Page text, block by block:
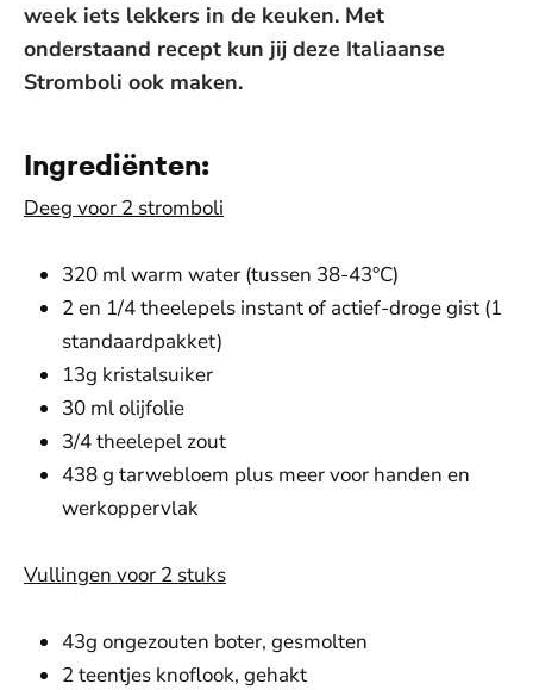
week iets lekkers in de keuken. Met
onderstaand recept kun jij deze Italiaanse
Stromboli ook maken.
Ingrediënten:
Deeg voor 2 stromboli
320 ml warm water (tussen 38-43°C)
2 en 1/4 theelepels instant of actief-droge gist (1
standaardpakket)
13g kristalsuiker
30 ml olijfolie
3/4 theelepel zout
438 g tarwebloem plus meer voor handen en
werkoppervlak
Vullingen voor 2 stuks
43g ongezouten boter, gesmolten
2 teentjes knoflook, gehakt